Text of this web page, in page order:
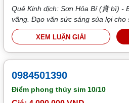
Quẻ Kinh dịch: Sơn Hỏa Bí (賁 bì) -
vãng. Đạo văn sức sáng sủa lợi cho
XEM LUẬN GIẢI
0984501390
Điểm phong thủy sim 10/10